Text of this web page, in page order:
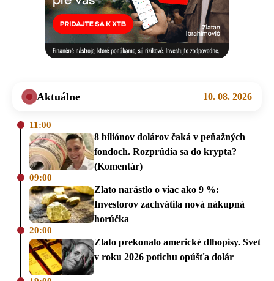
Aktuálne 10. 08. 2026
11:00
8 biliónov dolárov čaká v peňažných
fondoch. Rozprúdia sa do krypta?
(Komentár)
09:00
Zlato narástlo o viac ako 9 %:
Investorov zachvátila nová nákupná
horúčka
20:00
Zlato prekonalo americké dlhopisy. Svet
v roku 2026 potichu opúšťa dolár